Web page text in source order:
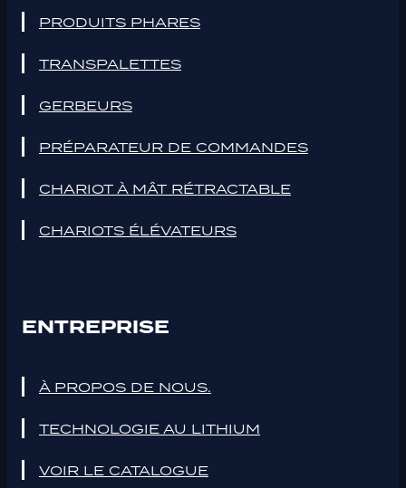
PRODUITS PHARES
TRANSPALETTES
GERBEURS
PRÉPARATEUR DE COMMANDES
CHARIOT À MÂT RÉTRACTABLE
CHARIOTS ÉLÉVATEURS
ENTREPRISE
À PROPOS DE NOUS.
TECHNOLOGIE AU LITHIUM
VOIR LE CATALOGUE